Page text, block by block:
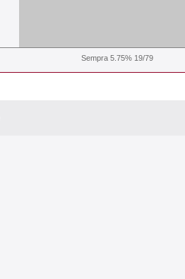
Sempra 5.75% 19/79